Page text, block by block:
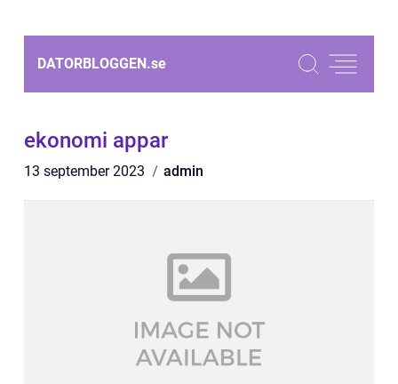
DATORBLOGGEN.se
ekonomi appar
13 september 2023 admin